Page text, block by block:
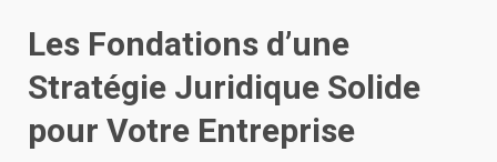
Les Fondations d’une
Stratégie Juridique Solide
pour Votre Entreprise